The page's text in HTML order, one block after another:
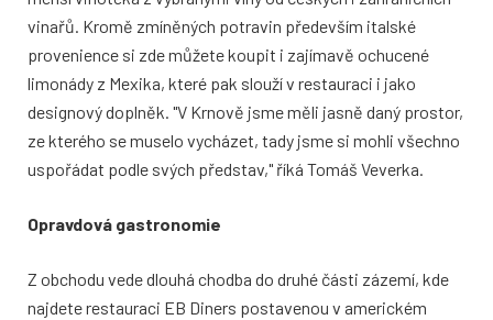
vinařů. Kromě zmíněných potravin především italské
provenience si zde můžete koupit i zajímavě ochucené
limonády z Mexika, které pak slouží v restauraci i jako
designový doplněk. "V Krnově jsme měli jasně daný prostor,
ze kterého se muselo vycházet, tady jsme si mohli všechno
uspořádat podle svých představ," říká Tomáš Veverka.
Opravdová gastronomie
Z obchodu vede dlouhá chodba do druhé části zázemí, kde
najdete restauraci EB Diners postavenou v americkém